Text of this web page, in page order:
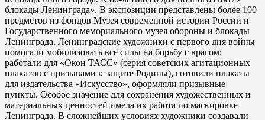
блокады Ленинграда». В экспозиции представлены более 100
предметов из фондов Музея современной истории России и
Государственного мемориального музея обороны и блокады
Ленинграда. Ленинградские художники с первого дня войны
помогали мобилизовать все силы на борьбу с врагом:
работали для «Окон ТАСС» (серия советских агитационных
плакатов с призывами к защите Родины), готовили плакаты
для издательства «Искусство», оформляли призывные
пункты. Особое значение для сохранения художественных и
материальных ценностей имела их работа по маскировке
Ленинграда. В сложнейших условиях художники создавали